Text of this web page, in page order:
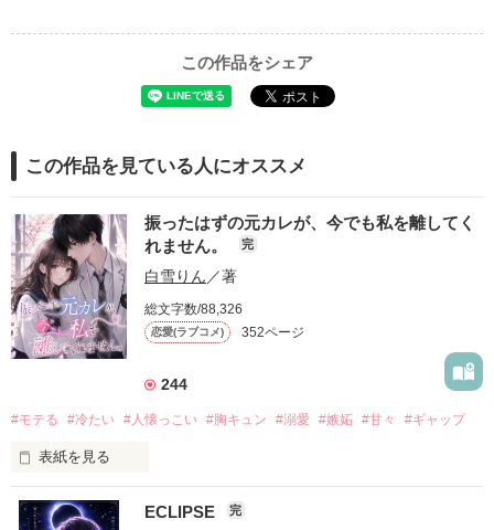
この作品をシェア
この作品を見ている人にオススメ
振ったはずの元カレが、今でも私を離してく
れません。
完
白雪りん／著
総文字数/88,326
恋愛(ラブコメ) 352ページ
244
#モテる #冷たい #人懐っこい #胸キュン #溺愛 #嫉妬 #甘々 #ギャップ
表紙を見る
「好きだったから、別れを選んだ。」
ECLIPSE 完